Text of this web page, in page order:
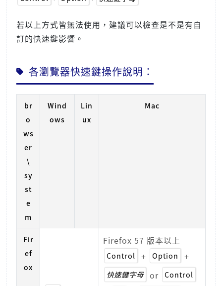
若以上方式皆無法使用，建議可以檢查是不是有自
訂的快速鍵影響。
各瀏覽器快速鍵操作說明：
br
o
ws
er
\
sy
st
e
m
Wind
ows
Lin
ux
Mac
Fir
ef
ox
Firefox 57 版本以上
Control + Option +
快速鍵字母 or Control